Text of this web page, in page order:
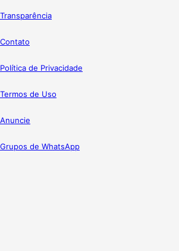
Transparência
Contato
Política de Privacidade
Termos de Uso
Anuncie
Grupos de WhatsApp